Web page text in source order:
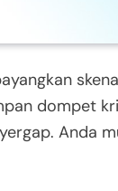
dompet
Anda